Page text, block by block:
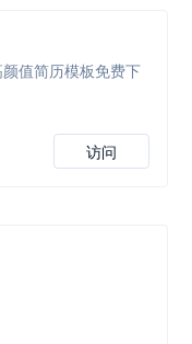
值简历模板免费下
访问